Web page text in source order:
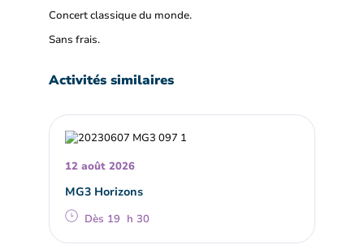
Concert classique du monde.
Sans frais.
Activités similaires
12 août 2026
MG3 Horizons
Dès 19 h 30